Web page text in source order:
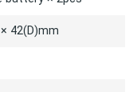
42(D)mm